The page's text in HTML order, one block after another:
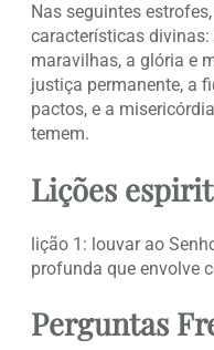
Nas seguintes
características
maravilhas, a glória e
justiça permanente, a
pactos, e a
temem.
Lições
lição 1: louvar ao
profunda que envolve
Perguntas